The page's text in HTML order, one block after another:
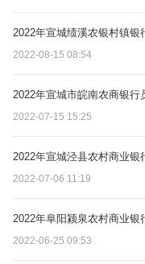
2022年宣城绩溪农银村镇
2022-08-15 08:54
2022年宣城市皖南农商银
2022-07-15 15:25
2022年宣城泾县农村商业
2022-07-06 11:19
2022年阜阳颍泉农村商业
2022-06-25 09:53